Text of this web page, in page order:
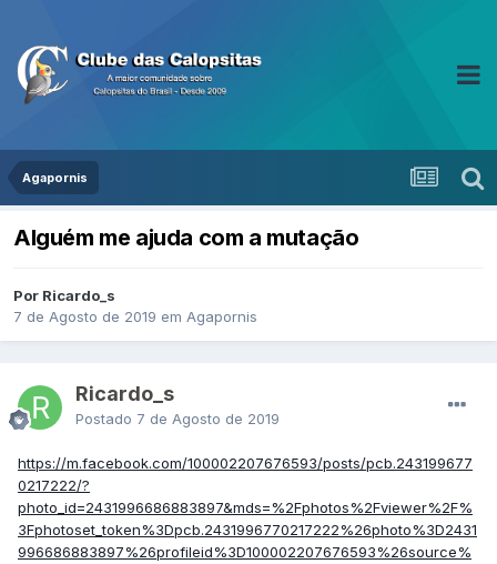
Agapornis
Alguém me ajuda com a mutação
Por Ricardo_s
7 de Agosto de 2019 em Agapornis
Ricardo_s
Postado 7 de Agosto de 2019
https://m.facebook.com/100002207676593/posts/pcb.243199677
0217222/?
photo_id=2431996686883897&mds=%2Fphotos%2Fviewer%2F%
3Fphotoset_token%3Dpcb.2431996770217222%26photo%3D2431
996686883897%26profileid%3D100002207676593%26source%